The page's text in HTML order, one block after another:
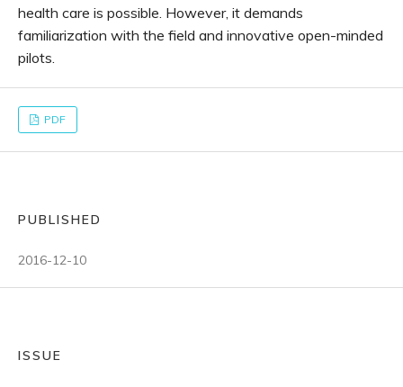
health care is possible. However, it demands
familiarization with the field and innovative open-minded
pilots.
PDF
PUBLISHED
2016-12-10
ISSUE